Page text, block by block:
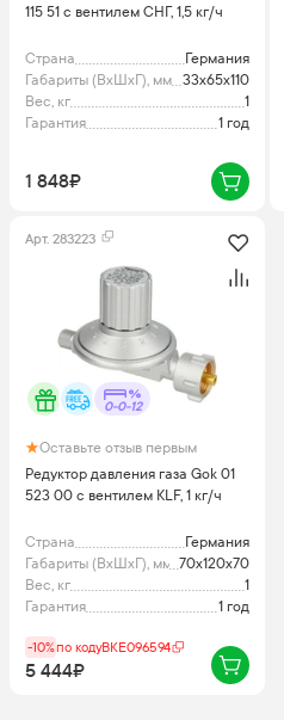
115 51 с вентилем СНГ, 1,5 кг/ч
Страна
Германия
Габариты (ВхШхГ), мм
33x65x110
Вес, кг
1
Гарантия
1 год
1 848₽
Арт. 283223
0-0-12
Оставьте отзыв первым
Редуктор давления газа Gok 01
523 00 с вентилем KLF, 1 кг/ч
Страна
Германия
Габариты (ВхШхГ), мм 70x120x70
Вес, кг
1
Гарантия
1 год
-10%по кодуBKE096594
5 444₽